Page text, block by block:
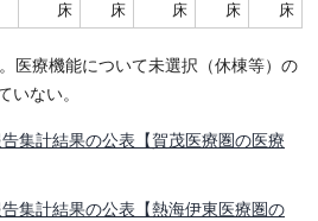
床
床
床
床
床
医療機能について未選択（休棟等）の
いない。
集計結果の公表【賀茂医療圏の医療
集計結果の公表【熱海伊東医療圏の